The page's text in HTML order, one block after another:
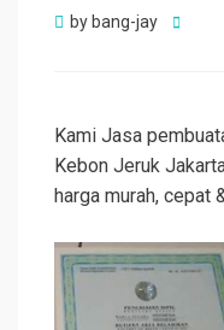
by bang-jay
Posted
Kami Jasa
Kebon Jeruk
harga murah, cepat